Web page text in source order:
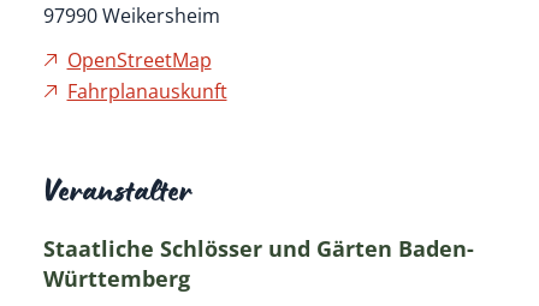
97990 Weikersheim
OpenStreetMap
Fahrplanauskunft
Veranstalter
Staatliche Schlösser und Gärten Baden-
Württemberg